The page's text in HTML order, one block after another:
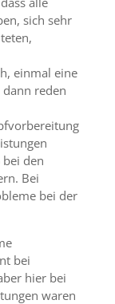
sich sehr
einmal eine
reden
den
Bei
bei der
bei
hier bei
waren